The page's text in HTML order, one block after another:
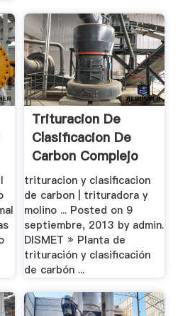
Trituracion De
Clasificacion De
Carbon Complejo
trituracion y clasificacion
de carbon | trituradora y
molino ... Posted on 9
septiembre, 2013 by admin.
DISMET » Planta de
trituración y clasificación
de carbón ...